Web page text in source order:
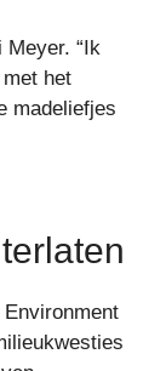
Meyer. “Ik
het
madeliefjes